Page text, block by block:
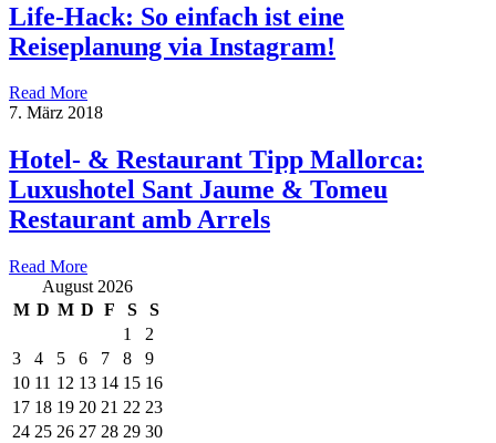
Life-Hack: So einfach ist eine
Reiseplanung via Instagram!
Read More
7. März 2018
Hotel- & Restaurant Tipp Mallorca:
Luxushotel Sant Jaume & Tomeu
Restaurant amb Arrels
Read More
August 2026
M D M D F S
S
1
2
3
4 5 6 7 8
9
10 11 12 13 14 15 16
17 18 19 20 21 22 23
24 25 26 27 28 29 30